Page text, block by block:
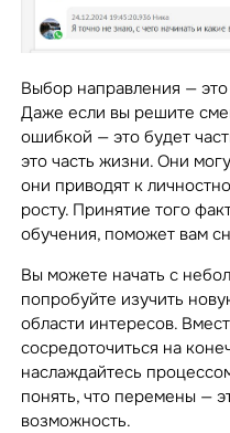
Выбор направления —
Даже если вы решите
ошибкой — это будет
это часть жизни. Они
они приводят к
росту. Принятие того
обучения, поможет вам
Вы можете начать с
попробуйте изучить
области интересов.
сосредоточиться на
наслаждайтесь
понять, что перемены —
возможность.